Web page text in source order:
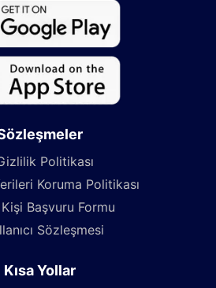
Politikası
Koruma Politikası
Başvuru Formu
Sözleşmesi
Kısa Yollar